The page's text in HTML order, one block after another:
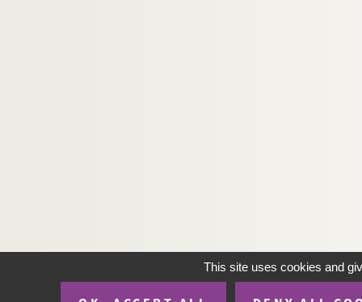
This site uses cookies and